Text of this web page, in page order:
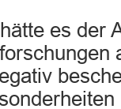
es der